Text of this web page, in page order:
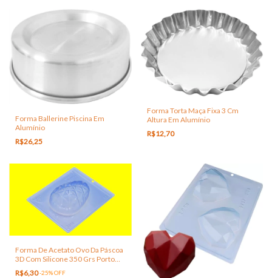
Forma Ballerine Piscina Em
Alumínio
R$26,25
Forma Torta Maça Fixa 3 Cm
Altura Em Alumínio
R$12,70
Forma De Acetato Ovo Da Páscoa
3D Com Silicone 350 Grs Porto
Formas
R$6,30-25%OFF